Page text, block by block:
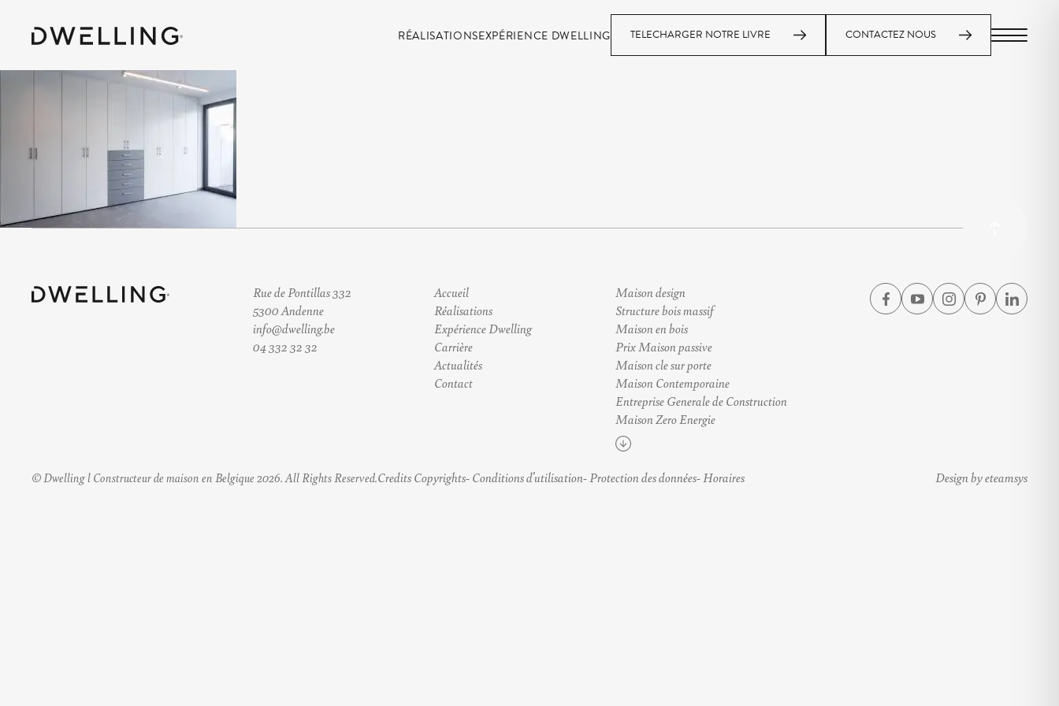
RÉALISATIONSEXPÉRIENCE DWELLING TELECHARGER NOTRE LIVRE CONTACTEZ NOUS MENU
Rue de Pontillas 332
5300 Andenne
info@dwelling.be
04 332 32 32
Accueil
Réalisations
Expérience Dwelling
Carrière
Actualités
Contact
Maison design
Structure bois massif
Maison en bois
Prix Maison passive
Maison cle sur porte
Maison Contemporaine
Entreprise Generale de Construction
Maison Zero Energie
Voir plus
© Dwelling l Constructeur de maison en Belgique 2026. All Rights Reserved.Credits Copyrights Conditions d’utilisation Protection des données Horaires Design by eteamsys